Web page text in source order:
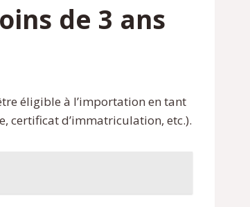
de 3 ans
éligible à l’importation en tant
certificat d’immatriculation, etc.).